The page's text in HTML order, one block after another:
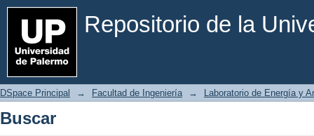
Repositorio de la
Buscar
DSpace Principal → Facultad de Ingeniería → Laboratorio de Energía y
Buscar